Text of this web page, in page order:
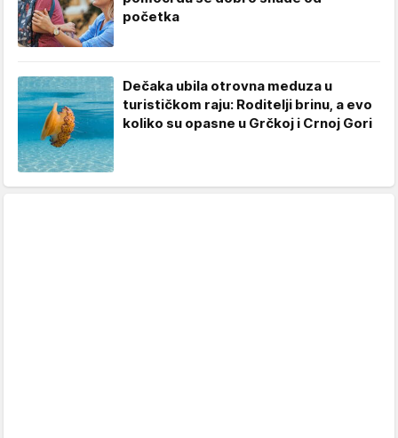
početka
Dečaka ubila otrovna meduza u
turističkom raju: Roditelji brinu, a evo
koliko su opasne u Grčkoj i Crnoj Gori